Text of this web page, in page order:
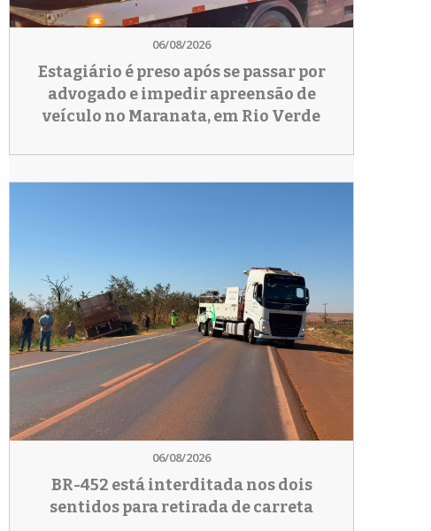
06/08/2026
Estagiário é preso após se passar por
advogado e impedir apreensão de
veículo no Maranata, em Rio Verde
06/08/2026
BR-452 está interditada nos dois
sentidos para retirada de carreta